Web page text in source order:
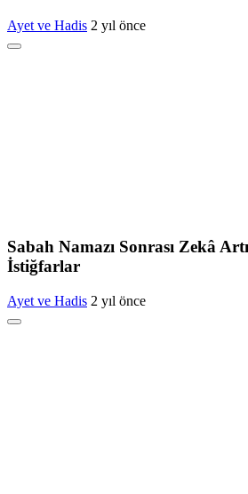
Ayet ve Hadis 2 yıl önce
Sabah Namazı Sonrası Zekâ
İstiğfarlar
Ayet ve Hadis 2 yıl önce